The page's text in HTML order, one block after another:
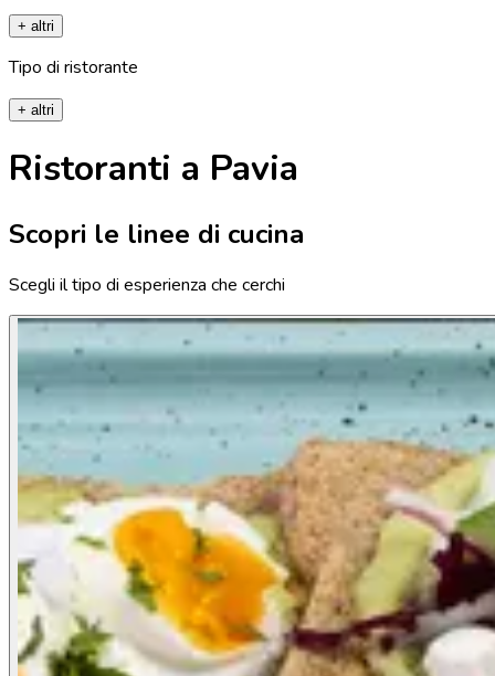
+ altri
Tipo di ristorante
+ altri
Ristoranti a Pavia
Scopri le linee di cucina
Scegli il tipo di esperienza che cerchi